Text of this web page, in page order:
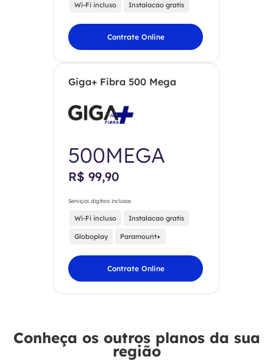
Wi-Fi incluso Instalacao gratis
Contrate Online
Giga+ Fibra 500 Mega
500MEGA
R$ 99,90
Serviços digitais inclusos
Wi-Fi incluso Instalacao gratis
Globoplay Paramount+
Contrate Online
Conheça os outros planos da sua
região